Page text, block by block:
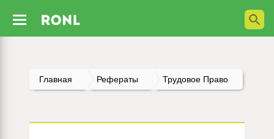
Главная Рефераты Трудовое Право